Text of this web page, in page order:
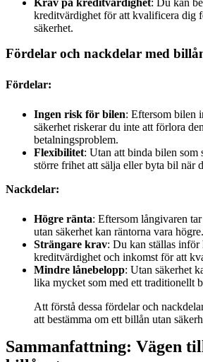
Krav på kreditvärdighet: Du kan
kreditvärdighet för att kvalificera dig
säkerhet.
Fördelar och nackdelar med
Fördelar:
Ingen risk för bilen: Eftersom bilen
säkerhet riskerar du inte att förlora
betalningsproblem.
Flexibilitet: Utan att binda bilen som
större frihet att sälja eller byta bil när
Nackdelar:
Högre ränta: Eftersom långivaren
utan säkerhet kan räntorna vara högre.
Strängare krav: Du kan ställas
kreditvärdighet och inkomst för att
Mindre lånebelopp: Utan säkerhet
lika mycket som med ett traditionellt
Att förstå dessa fördelar och
att bestämma om ett billån utan
Sammanfattning: Vägen